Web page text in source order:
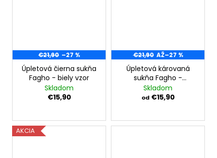
€21,90 –27 %
Úpletová čierna sukňa
Fagho - biely vzor
Skladom
€15,90
€21,90 AŽ–27 %
Úpletová károvaná
sukňa Fagho -
krémová
Skladom
od €15,90
AKCIA